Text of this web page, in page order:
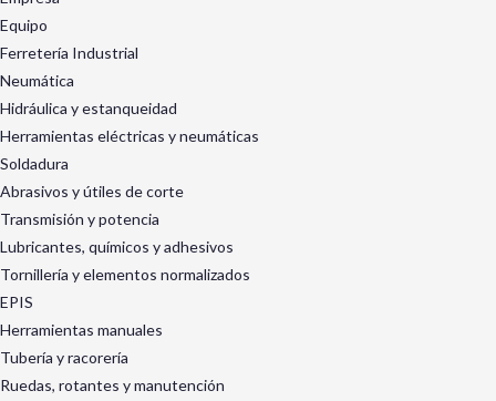
Equipo
Ferretería Industrial
Neumática
Hidráulica y estanqueidad
Herramientas eléctricas y neumáticas
Soldadura
Abrasivos y útiles de corte
Transmisión y potencia
Lubricantes, químicos y adhesivos
Tornillería y elementos normalizados
EPIS
Herramientas manuales
Tubería y racorería
Ruedas, rotantes y manutención